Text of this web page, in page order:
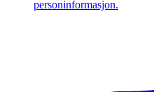
personinformasjon.